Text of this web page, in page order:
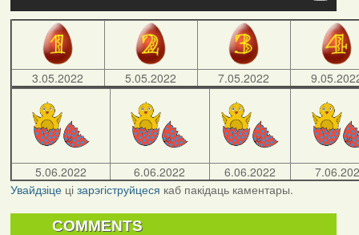
3.05.2022 5.05.2022 7.05.2022
5.06.2022 6.06.2022 6.06.2022
Увайдзіцеці зарэгіструйцеся каб пакідаць каментары.
COMMENTS